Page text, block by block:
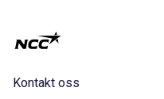
Kontakt oss